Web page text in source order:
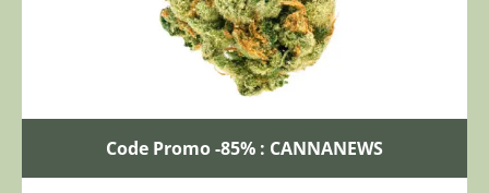
Code Promo -85% : CANNANEWS